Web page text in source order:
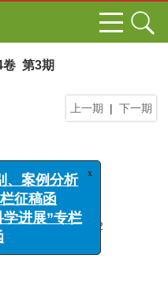
第3期
上一期 | 下一期
征及识别研究
j.dzkxjz.2023-052
、案例分析
征稿函
进展”专栏